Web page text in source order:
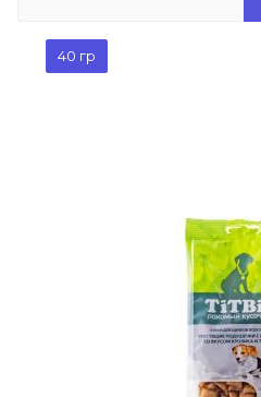
40 гр